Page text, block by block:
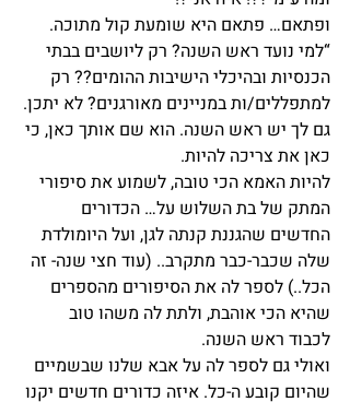
ופתאם… פתאם היא שומעת קול מתוכה.
“למי נועד ראש השנה? רק ליושבים בבתי
הכנסיות ובהיכלי הישיבות ההומים?? רק
למתפללים/ות במניינים מאורגנים? לא יתכן.
גם לך יש ראש השנה. הוא שם אותך כאן, כי
כאן את צריכה להיות.
להיות האמא הכי טובה, לשמוע את סיפורי
המתק של בת השלוש על… הכדורים
החדשים שהגננת קנתה לגן, ועל היומולדת
שלה שכבר-כבר מתקרב.. (עוד חצי שנה- זה
הכל..) לספר לה את הסיפורים מהספרים
שהיא הכי אוהבת, ולתת לה משהו טוב
לכבוד ראש השנה.
ואולי גם לספר לה על אבא שלנו שבשמיים
שהיום קובע ה-כל. איזה כדורים חדשים יקנו